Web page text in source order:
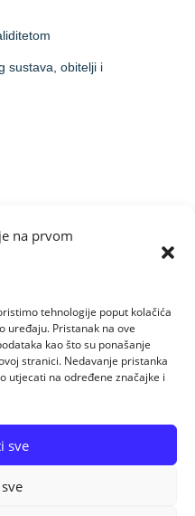
na prvom
tehnologije poput kolačića
uređaju. Pristanak na ove
kao što su ponašanje
stranici. Nedavanje pristanka
utjecati na određene značajke i
sve
sustava, obitelji i
&CroArt Studio
08-26 Centar za